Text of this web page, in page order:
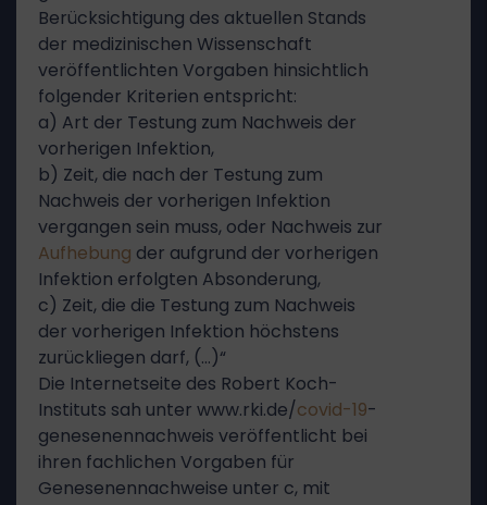
Berücksichtigung des aktuellen Stands
der medizinischen Wissenschaft
veröffentlichten Vorgaben hinsichtlich
folgender Kriterien entspricht:
a) Art der Testung zum Nachweis der
vorherigen Infektion,
b) Zeit, die nach der Testung zum
Nachweis der vorherigen Infektion
vergangen sein muss, oder Nachweis zur
Aufhebung der aufgrund der vorherigen
Infektion erfolgten Absonderung,
c) Zeit, die die Testung zum Nachweis
der vorherigen Infektion höchstens
zurückliegen darf, (…)“
Die Internetseite des Robert Koch-
Instituts sah unter www.rki.de/covid-19-
genesenennachweis veröffentlicht bei
ihren fachlichen Vorgaben für
Genesenennachweise unter c, mit